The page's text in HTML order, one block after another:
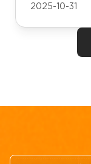
2025-10-31